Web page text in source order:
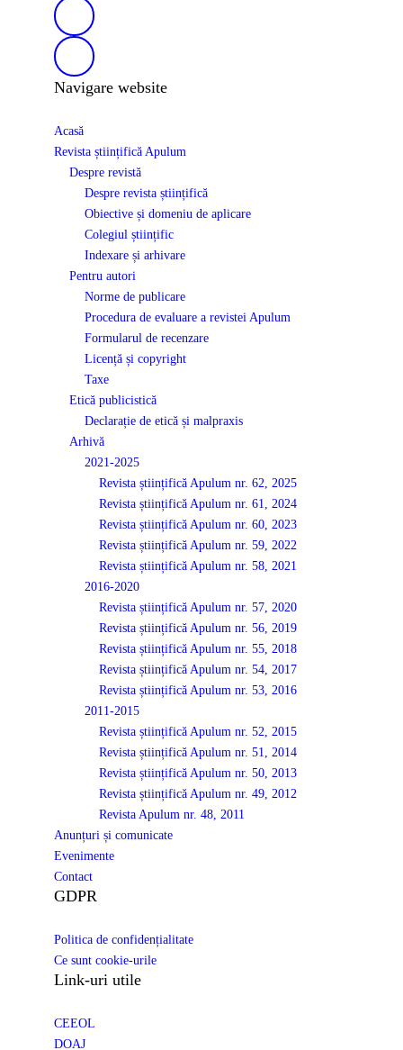
Navigare website
Acasă
Revista științifică Apulum
Despre revistă
Despre revista științifică
Obiective și domeniu de aplicare
Colegiul științific
Indexare și arhivare
Pentru autori
Norme de publicare
Procedura de evaluare a revistei Apulum
Formularul de recenzare
Licență și copyright
Taxe
Etică publicistică
Declarație de etică și malpraxis
Arhivă
2021-2025
Revista științifică Apulum nr. 62, 2025
Revista științifică Apulum nr. 61, 2024
Revista științifică Apulum nr. 60, 2023
Revista științifică Apulum nr. 59, 2022
Revista științifică Apulum nr. 58, 2021
2016-2020
Revista științifică Apulum nr. 57, 2020
Revista științifică Apulum nr. 56, 2019
Revista științifică Apulum nr. 55, 2018
Revista științifică Apulum nr. 54, 2017
Revista științifică Apulum nr. 53, 2016
2011-2015
Revista științifică Apulum nr. 52, 2015
Revista științifică Apulum nr. 51, 2014
Revista științifică Apulum nr. 50, 2013
Revista științifică Apulum nr. 49, 2012
Revista Apulum nr. 48, 2011
Anunțuri și comunicate
Evenimente
Contact
GDPR
Politica de confidențialitate
Ce sunt cookie-urile
Link-uri utile
CEEOL
DOAJ